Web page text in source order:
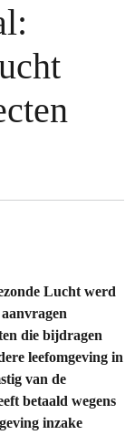
Lucht werd
die bijdragen
leefomgeving in
van de
betaald wegens
inzake